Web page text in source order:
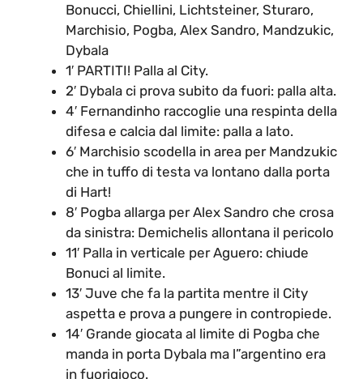
Bonucci, Chiellini, Lichtsteiner, Sturaro,
Marchisio, Pogba, Alex Sandro, Mandzukic,
Dybala
1′ PARTITI! Palla al City.
2′ Dybala ci prova subito da fuori: palla alta.
4′ Fernandinho raccoglie una respinta della
difesa e calcia dal limite: palla a lato.
6′ Marchisio scodella in area per Mandzukic
che in tuffo di testa va lontano dalla porta
di Hart!
8′ Pogba allarga per Alex Sandro che crosa
da sinistra: Demichelis allontana il pericolo
11′ Palla in verticale per Aguero: chiude
Bonuci al limite.
13′ Juve che fa la partita mentre il City
aspetta e prova a pungere in contropiede.
14′ Grande giocata al limite di Pogba che
manda in porta Dybala ma l”argentino era
in fuorigioco.